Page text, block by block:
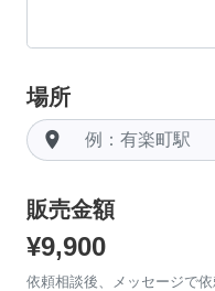
場所
room
販売金額
¥9,900
依頼相談後、メッセージで